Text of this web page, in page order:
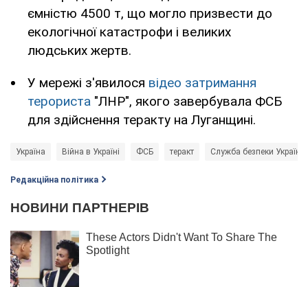
ємністю 4500 т, що могло призвести до
екологічної катастрофи і великих
людських жертв.
У мережі з'явилося відео затримання
терориста "ЛНР", якого завербувала ФСБ
для здійснення теракту на Луганщині.
Україна Війна в Україні ФСБ теракт Служба безпеки
Редакційна політика